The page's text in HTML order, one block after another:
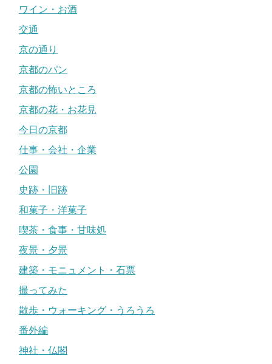
ワイン・お酒
交通
京の通り
京都のパン
京都の怖いところ
京都の花・お花見
今日の京都
仕事・会社・企業
公園
史跡・旧跡
和菓子・洋菓子
喫茶・食事・甘味処
夜景・夕景
建築・モニュメント・石票
撮ってみた
散歩・ウォーキング・うろうろ
番外編
神社・仏閣